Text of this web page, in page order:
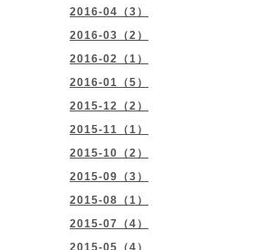
2016-04（3）
2016-03（2）
2016-02（1）
2016-01（5）
2015-12（2）
2015-11（1）
2015-10（2）
2015-09（3）
2015-08（1）
2015-07（4）
2015-05（4）